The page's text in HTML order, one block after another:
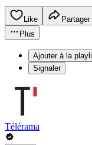
Like Partager
Plus
Ajouter à la
Signaler
Télérama